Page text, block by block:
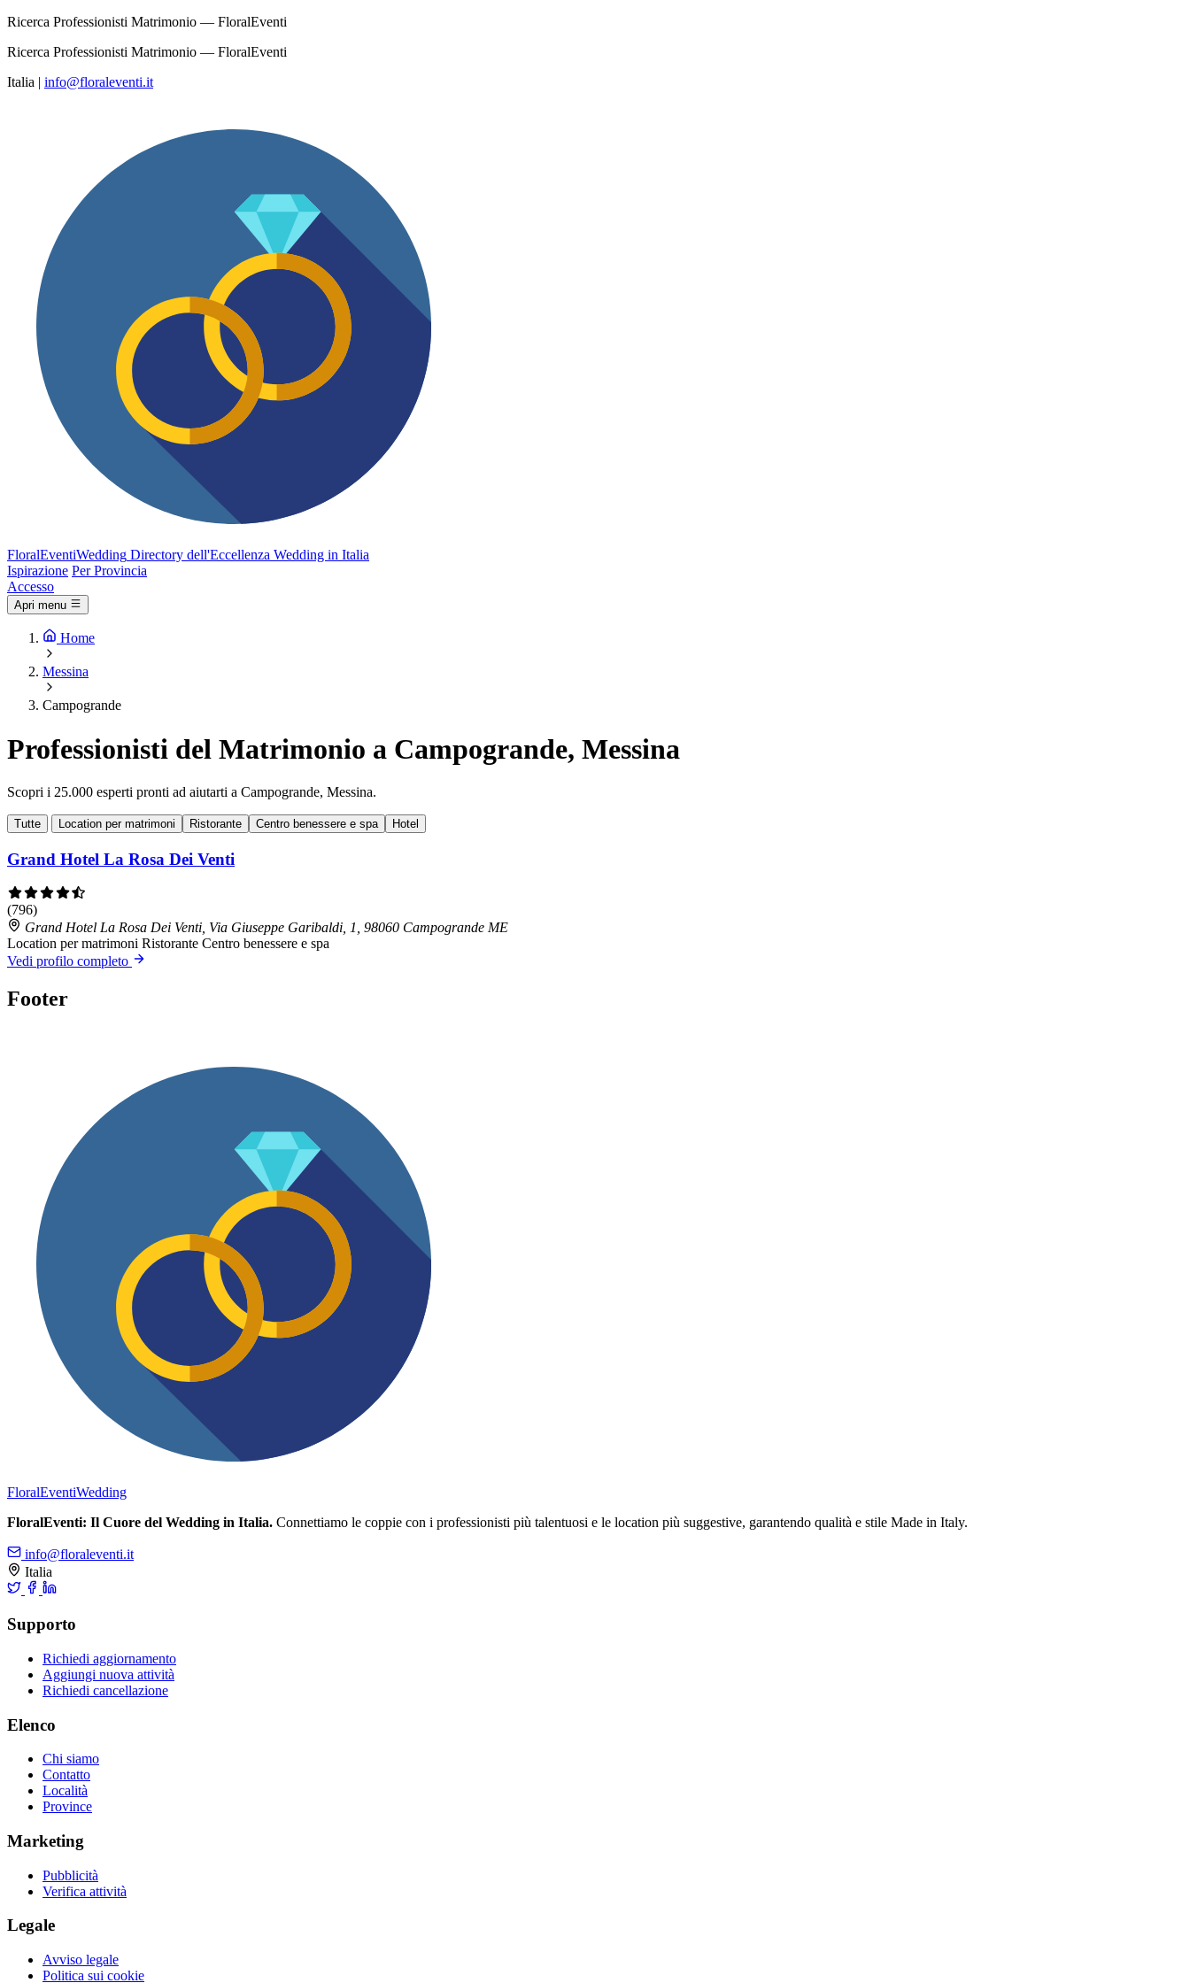
Ricerca Professionisti Matrimonio — FloralEventi
Ricerca Professionisti Matrimonio — FloralEventi
Italia | info@floraleventi.it
FloralEventiWedding Directory dell'Eccellenza Wedding in Italia
Ispirazione Per Provincia
Accesso
Apri menu
Home
Messina
Campogrande
Professionisti del Matrimonio a Campogrande, Messina
Scopri i 25.000 esperti pronti ad aiutarti a Campogrande, Messina.
Tutte Location per matrimoni Ristorante Centro benessere e spa Hotel
Grand Hotel La Rosa Dei Venti
(796)
Grand Hotel La Rosa Dei Venti, Via Giuseppe Garibaldi, 1, 98060 Campogrande ME
Location per matrimoni Ristorante Centro benessere e spa
Vedi profilo completo
Footer
FloralEventiWedding
FloralEventi: Il Cuore del Wedding in Italia. Connettiamo le coppie con i professionisti più talentuosi e le location più suggestive, garantendo qualità e stile Made in Italy.
info@floraleventi.it
Italia
Supporto
Richiedi aggiornamento
Aggiungi nuova attività
Richiedi cancellazione
Elenco
Chi siamo
Contatto
Località
Province
Marketing
Pubblicità
Verifica attività
Legale
Avviso legale
Politica sui cookie